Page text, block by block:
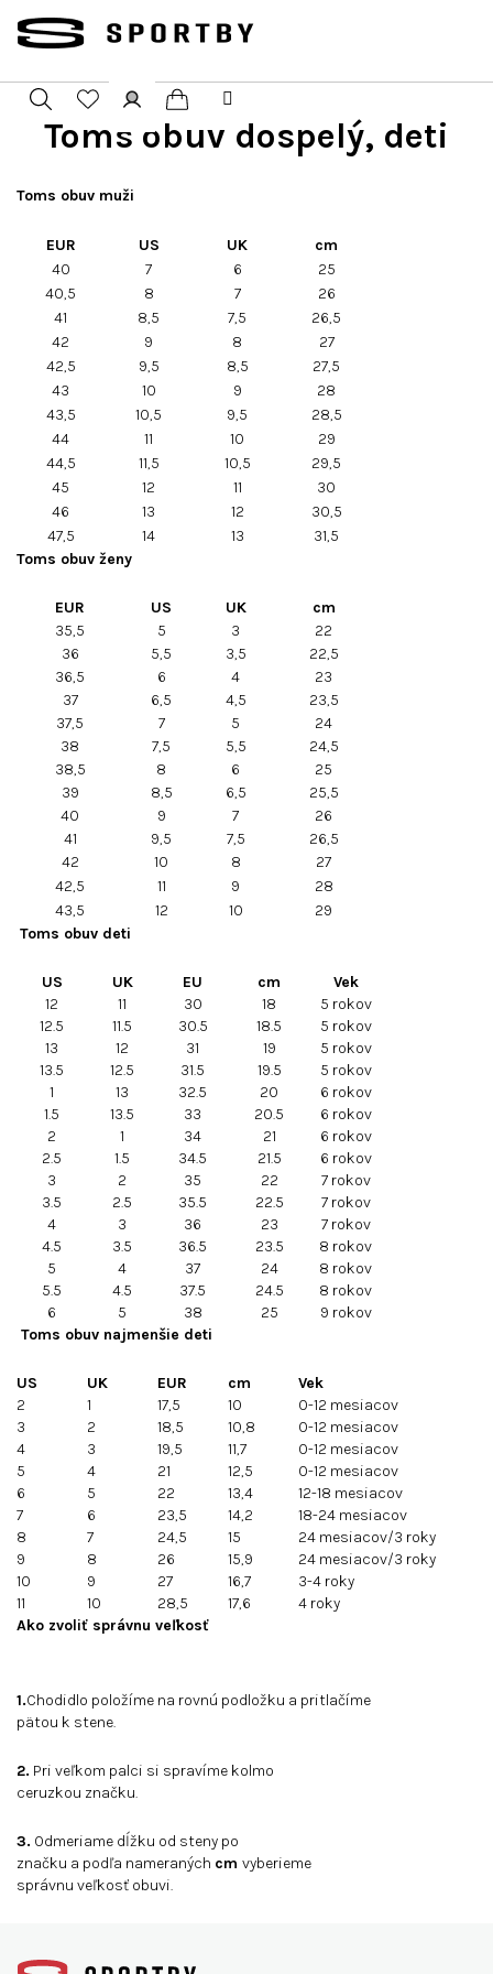
obsah
Hledat PřihlášeníNákupní
Toms obuv dospelý, deti
Toms obuv muži
EUR US UK
cm
40
7 6
25
40,5
8 7
26
41
8,5 7,5
26,5
42
9 8
27
42,5
9,5 8,5
27,5
43
10 9
28
43,5
10,5 9,5
28,5
44
11 10
29
44,5
11,5 10,5
29,5
45
12 11
30
46
13 12
30,5
47,5
14 13
31,5
Toms obuv ženy
EUR US UK
cm
35,5
5 3
22
36
5,5 3,5
22,5
36,5
6 4
23
37
6,5 4,5
23,5
37,5
7 5
24
38
7,5 5,5
24,5
38,5
8 6
25
39
8,5 6,5
25,5
40
9 7
26
41
9,5 7,5
26,5
42
10 8
27
42,5
11 9
28
43,5
12 10
29
Toms obuv deti
US UK EU cm
Vek
12
11 30 18
5 rokov
12.5
11.5 30.5 18.5
5 rokov
13
12 31 19
5 rokov
13.5
12.5 31.5 19.5
5 rokov
1
13 32.5 20
6 rokov
1.5
13.5 33 20.5
6 rokov
2
1 34 21
6 rokov
2.5
1.5 34.5 21.5
6 rokov
3
2 35 22
7 rokov
3.5
2.5 35.5 22.5
7 rokov
4
3 36 23
7 rokov
4.5
3.5 36.5 23.5
8 rokov
5
4 37 24
8 rokov
5.5
4.5 37.5 24.5
8 rokov
6
5 38 25
9 rokov
Toms obuv najmenšie deti
US UK EUR cm
Vek
2
1 17,5 10
0-12 mesiacov
3
2 18,5 10,8
0-12 mesiacov
4
3 19,5 11,7
0-12 mesiacov
5
4 21 12,5
0-12 mesiacov
6
5 22 13,4
12-18 mesiacov
7
6 23,5 14,2
18-24 mesiacov
8
7 24,5 15
24 mesiacov/3 roky
9
8 26 15,9
24 mesiacov/3 roky
10
9 27 16,7
3-4 roky
11
10 28,5 17,6
4 roky
Ako zvoliť správnu veľkosť
1.Chodidlo položíme na rovnú podložku a pritlačíme
pätou k stene.
2. Pri veľkom palci si spravíme kolmo
ceruzkou značku.
3. Odmeriame dĺžku od steny po
značku a podľa nameraných cm vyberieme
správnu veľkosť obuvi.